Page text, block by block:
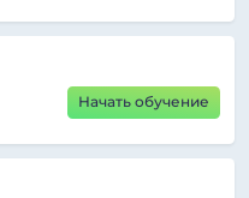
Начать обучение